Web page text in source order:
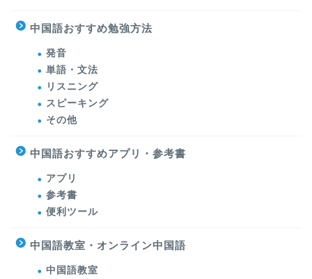
中国語おすすめ勉強方法
発音
単語・文法
リスニング
スピーキング
その他
中国語おすすめアプリ・参考書
アプリ
参考書
便利ツール
中国語教室・オンライン中国語
中国語教室